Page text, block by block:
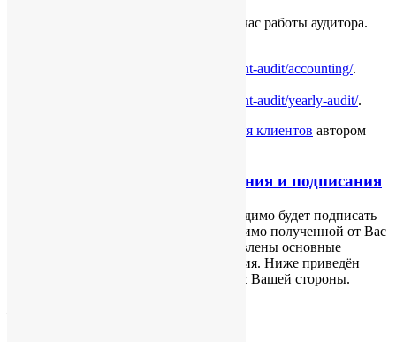
Стоимость услуг: US$200-350 за один час работы аудитора.
http://chinawindow.ru/hongkong/accountant-audit/accounting/.
http://chinawindow.ru/hongkong/accountant-audit/yearly-audit/.
Для клиентов автором
Часть 2 заявки, для ознакомления и подписания
Для оформления компании Вам необходимо будет подписать
заявку на регистрацию, в которую помимо полученной от Вас
информации из опросника, будут добавлены основные
положения дальнейшего взаимодействия. Ниже приведён
текст для ознакомления и подписания с Вашей стороны.